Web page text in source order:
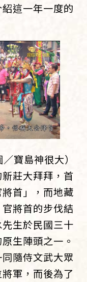
這一年一度的
寶島神很大）
莊大拜拜，首
首」，而地藏
將首的步伐結
生於民國三十
生陣頭之一。
隨侍文武大眾
軍，而後為了